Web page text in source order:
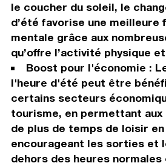
le coucher du soleil, le
d’été favorise une meilleure
mentale grâce aux
qu’offre l’activité physique
Boost pour l'économie :
l'heure d'été peut être
certains secteurs
tourisme, en permettant
de plus de temps de loisir
encourageant les sorties et
dehors des heures normales